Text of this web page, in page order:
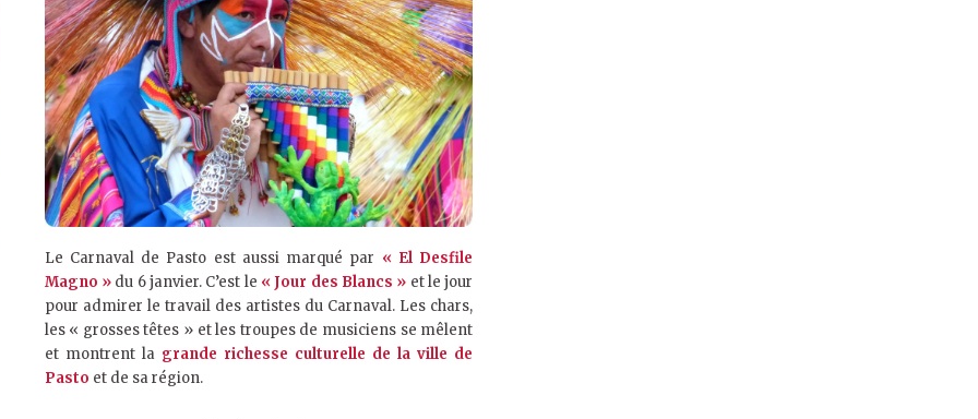
Le Carnaval de Pasto est aussi marqué par « El Desfile
Magno »du 6 janvier. C’est le « Jour des Blancs » et le jour
pour admirer le travail des artistes du Carnaval. Les chars,
les « grosses têtes » et les troupes de musiciens se mêlent
et montrent la grande richesse culturelle de la ville de
Pasto et de sa région.